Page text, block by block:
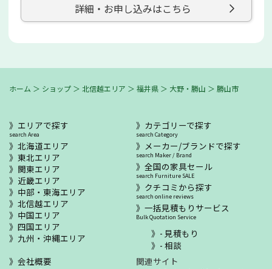
詳細・お申し込みはこちら
ホーム ＞ ショップ ＞ 北信越エリア ＞ 福井県 ＞ 大野・勝山 ＞ 勝山市
エリアで探す
search Area
北海道エリア
東北エリア
関東エリア
近畿エリア
中部・東海エリア
北信越エリア
中国エリア
四国エリア
九州・沖縄エリア
カテゴリーで探す
search Category
メーカー/ブランドで探す
search Maker / Brand
全国の家具セール
search Furniture SALE
クチコミから探す
search online reviews
一括見積もりサービス
Bulk Quotation Service
- 見積もり
- 相談
会社概要
関連サイト